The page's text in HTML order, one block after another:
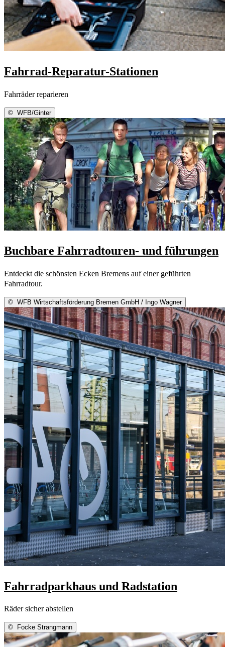
Fahrrad-Reparatur-Stationen
Fahrräder reparieren
© WFB/Ginter
Buchbare Fahrradtouren- und führungen
Entdeckt die schönsten Ecken Bremens auf einer geführten
Fahrradtour.
© WFB Wirtschaftsförderung Bremen GmbH / Ingo Wagner
Fahrradparkhaus und Radstation
Räder sicher abstellen
© Focke Strangmann